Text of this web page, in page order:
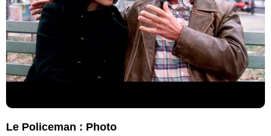
Le Policeman : Photo